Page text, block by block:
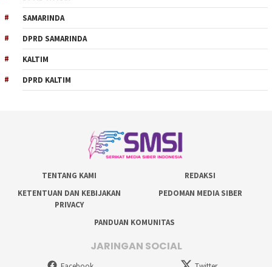
SAMARINDA
DPRD SAMARINDA
KALTIM
DPRD KALTIM
TENTANG KAMI
REDAKSI
KETENTUAN DAN KEBIJAKAN
PRIVACY
PEDOMAN MEDIA SIBER
PANDUAN KOMUNITAS
JARINGAN SOCIAL